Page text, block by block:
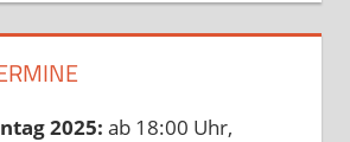
2025: ab 18:00 Uhr,